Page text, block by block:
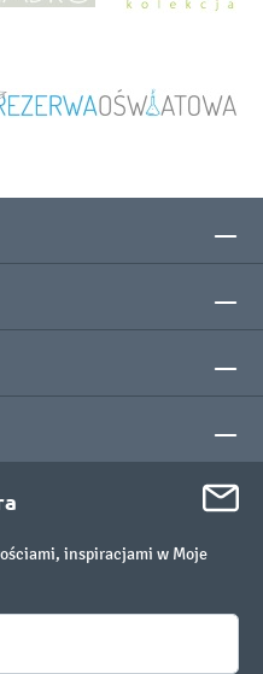
inspiracjami w Moje